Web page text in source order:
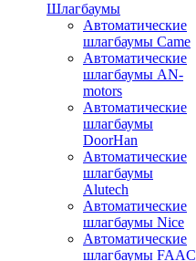
Шлагбаумы
Автоматические
шлагбаумы Came
Автоматические
шлагбаумы AN-
motors
Автоматические
шлагбаумы
DoorHan
Автоматические
шлагбаумы
Alutech
Автоматические
шлагбаумы Nice
Автоматические
шлагбаумы FAAC